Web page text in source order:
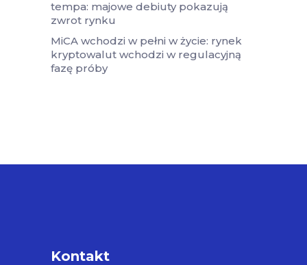
tempa: majowe debiuty pokazują
zwrot rynku
MiCA wchodzi w pełni w życie: rynek
kryptowalut wchodzi w regulacyjną
fazę próby
Kontakt